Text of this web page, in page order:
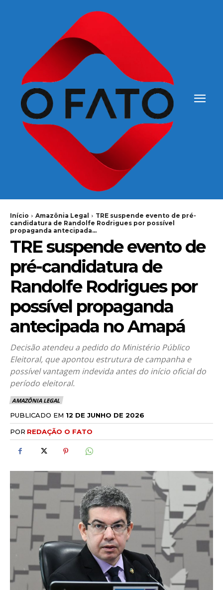
Início Amazônia Legal
TRE suspende evento de pré-
candidatura de Randolfe Rodrigues por possível
propaganda antecipada...
TRE suspende evento de
pré-candidatura de
Randolfe Rodrigues por
possível propaganda
antecipada no Amapá
Decisão atendeu a pedido do Ministério Público
Eleitoral, que apontou estrutura de campanha e
possível vantagem indevida antes do início oficial do
período eleitoral.
AMAZÔNIA LEGAL
PUBLICADO EM 12 DE JUNHO DE 2026
POR REDAÇÃO O FATO